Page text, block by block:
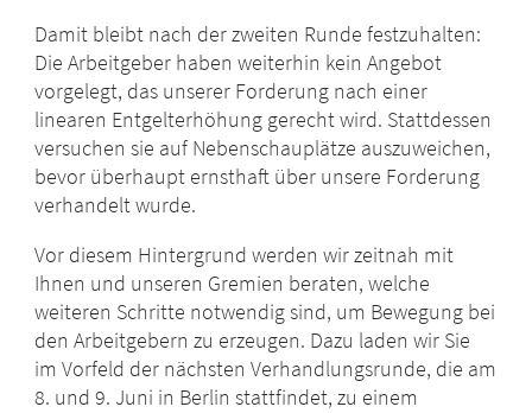
Damit bleibt nach der zweiten Runde festzuhalten:
Die Arbeitgeber haben weiterhin kein Angebot
vorgelegt, das unserer Forderung nach einer
linearen Entgelterhöhung gerecht wird. Stattdessen
versuchen sie auf Nebenschauplätze auszuweichen,
bevor überhaupt ernsthaft über unsere Forderung
verhandelt wurde.
Vor diesem Hintergrund werden wir zeitnah mit
Ihnen und unseren Gremien beraten, welche
weiteren Schritte notwendig sind, um Bewegung bei
den Arbeitgebern zu erzeugen. Dazu laden wir Sie
im Vorfeld der nächsten Verhandlungsrunde, die am
8. und 9. Juni in Berlin stattfindet, zu einem